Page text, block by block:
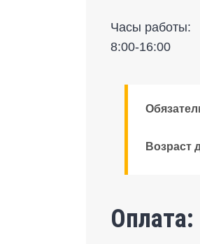
Часы работы:
8:00-16:00
Возраст
Оплата: